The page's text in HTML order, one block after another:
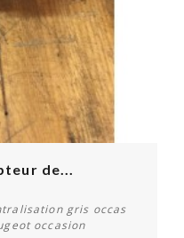
de...
gris occas
occasion